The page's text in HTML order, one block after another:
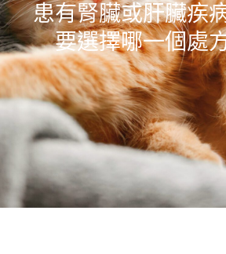
患有腎臟或肝臟疾
要選擇哪一個處